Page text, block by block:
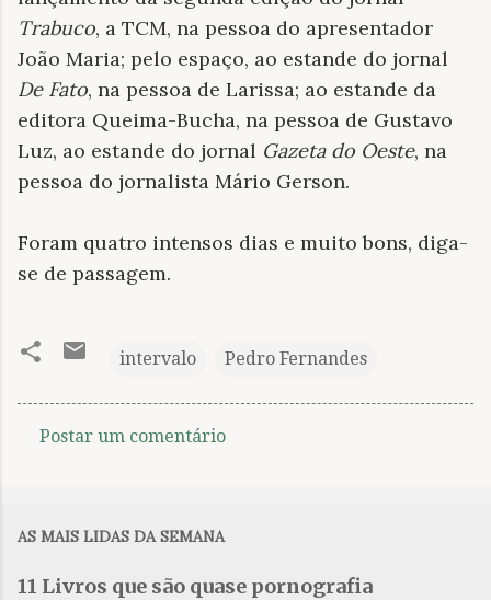
Trabuco, a TCM, na pessoa do apresentador
João Maria; pelo espaço, ao estande do jornal
De Fato, na pessoa de Larissa; ao estande da
editora Queima-Bucha, na pessoa de Gustavo
Luz, ao estande do jornal Gazeta do Oeste, na
pessoa do jornalista Mário Gerson.
Foram quatro intensos dias e muito bons, diga-
se de passagem.
intervalo Pedro Fernandes
n
Postar um comentário
AS MAIS LIDAS DA SEMANA
11 Livros que são quase pornografia